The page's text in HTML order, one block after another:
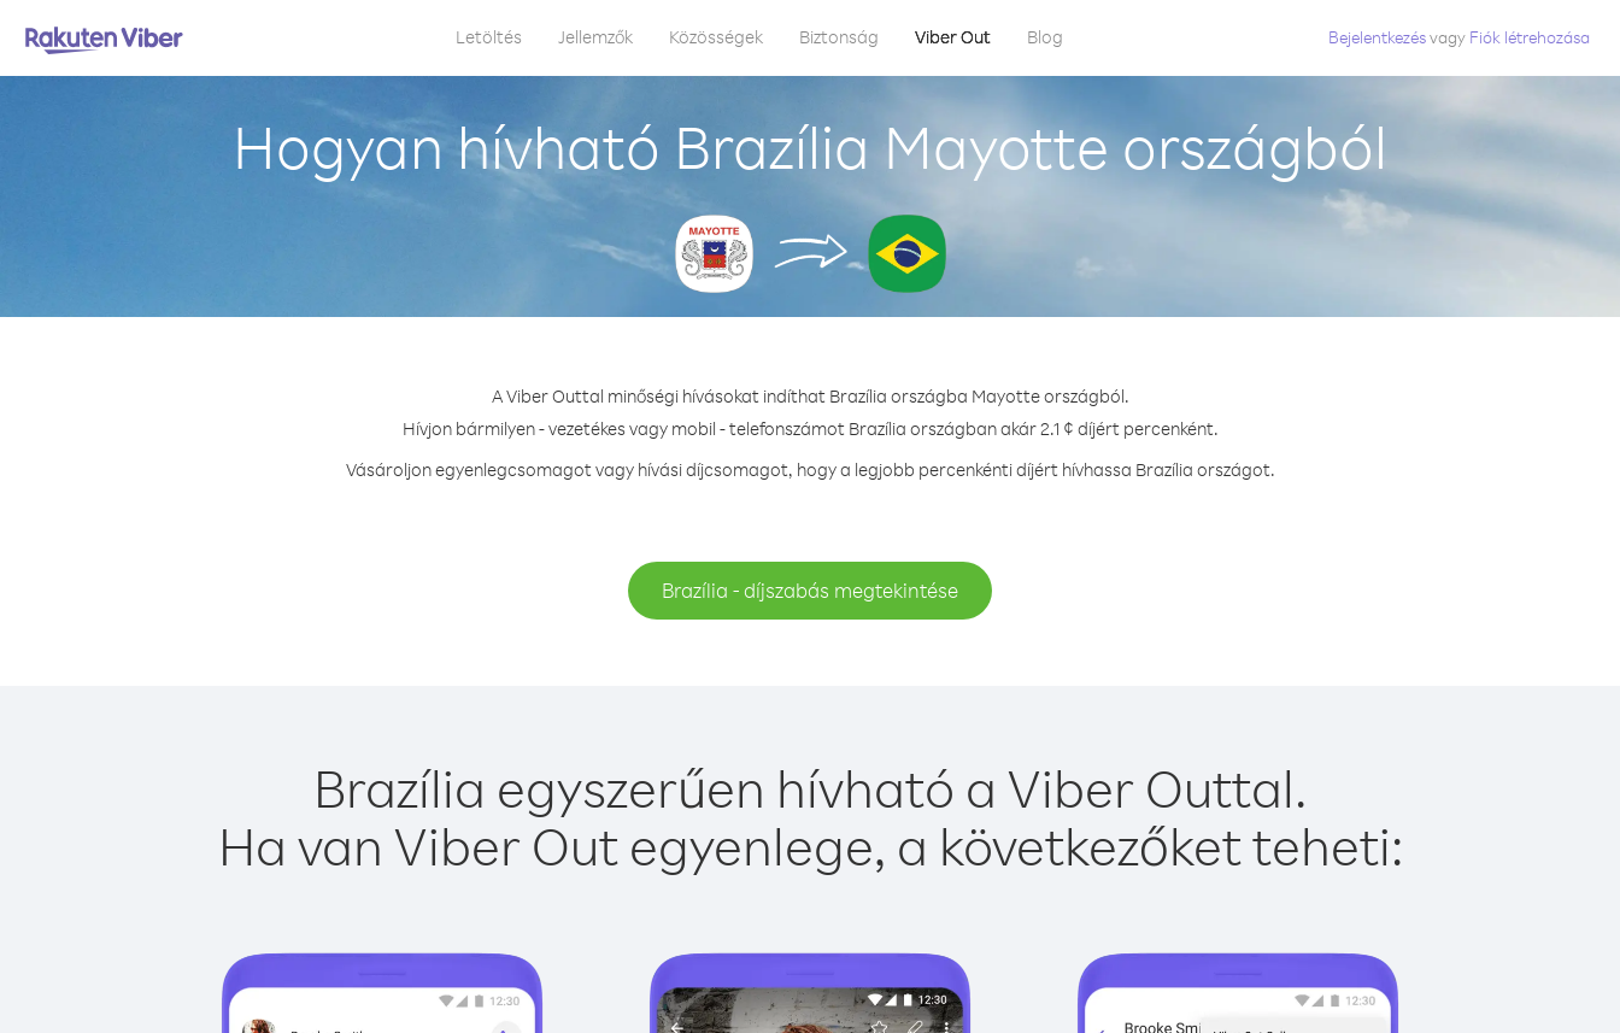
Letöltés Jellemzők Közösségek Biztonság Viber Out Blog Bejelentkezésvagy Fiók létrehozása
Hogyan hívható Brazília Mayotte országból
A Viber Outtal minőségi hívásokat indíthat Brazília országba Mayotte országból.
Hívjon bármilyen - vezetékes vagy mobil - telefonszámot Brazília országban akár 2.1 ¢ díjért percenként.
Vásároljon egyenlegcsomagot vagy hívási díjcsomagot, hogy a legjobb percenkénti díjért hívhassa Brazília országot.
Brazília - díjszabás megtekintése
Brazília egyszerűen hívható a Viber Outtal.
Ha van Viber Out egyenlege, a következőket teheti: